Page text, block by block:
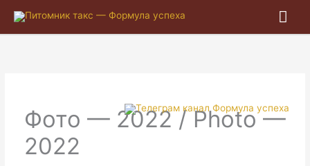
Фото — 2022 / Photo —
2022